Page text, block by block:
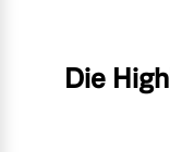
Die